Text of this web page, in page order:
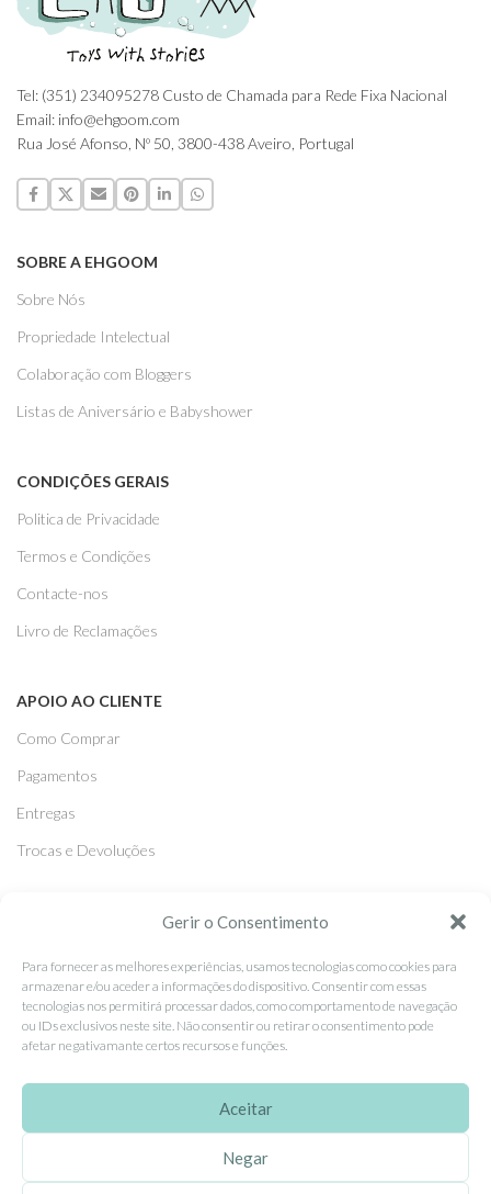
Gerir o Consentimento
Para fornecer as melhores experiências, usamos tecnologias como cookies para
armazenar e/ou aceder a informações do dispositivo. Consentir com essas
tecnologias nos permitirá processar dados, como comportamento de navegação
ou IDs exclusivos neste site. Não consentir ou retirar o consentimento pode
afetar negativamante certos recursos e funções.
Aceitar
Negar
Tel: (351) 234095278 Custo de Chamada para Rede Fixa Nacional
Email: info@ehgoom.com
Rua José Afonso, Nº 50, 3800-438 Aveiro, Portugal
SOBRE A EHGOOM
Sobre Nós
Propriedade Intelectual
Colaboração com Bloggers
Listas de Aniversário e Babyshower
CONDIÇÕES GERAIS
Politica de Privacidade
Termos e Condições
Contacte-nos
Livro de Reclamações
APOIO AO CLIENTE
Como Comprar
Pagamentos
Entregas
Trocas e Devoluções
Facebook
Instagram
Pinterest
EhGoom2026 Criado porDumbanengue, Lda.